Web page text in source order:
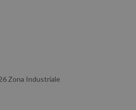
Zona Industriale